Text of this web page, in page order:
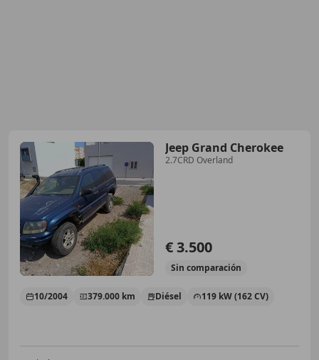
Jeep Grand Cherokee
2.7CRD Overland
€ 3.500
Sin comparación
10/2004 379.000 km Diésel 119 kW (162 CV)